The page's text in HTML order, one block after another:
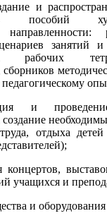
пособий
направленности:
занятий
рабочих
и
отдыха
концертов,
учащихся и
и